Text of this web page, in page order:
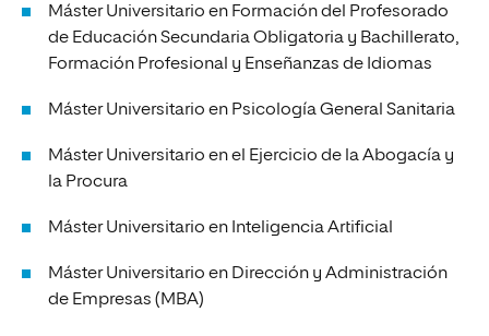
Máster Universitario en Formación del Profesorado
de Educación Secundaria Obligatoria y Bachillerato,
Formación Profesional y Enseñanzas de Idiomas
Máster Universitario en Psicología General Sanitaria
Máster Universitario en el Ejercicio de la Abogacía y
la Procura
Máster Universitario en Inteligencia Artificial
Máster Universitario en Dirección y Administración
de Empresas (MBA)